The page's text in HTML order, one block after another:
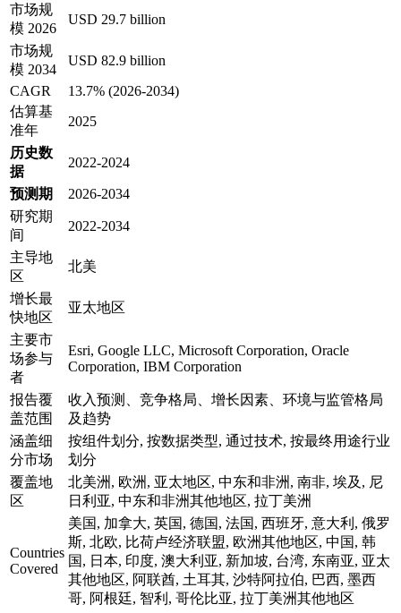
市场规
模 2026
USD 29.7 billion
市场规
模 2034
USD 82.9 billion
CAGR
13.7% (2026-2034)
估算基
准年
2025
历史数
据
2022-2024
预测期
2026-2034
研究期
间
2022-2034
主导地
区
北美
增长最
快地区
亚太地区
主要市
场参与
者
Esri, Google LLC, Microsoft Corporation, Oracle
Corporation, IBM Corporation
报告覆
盖范围
收入预测、竞争格局、增长因素、环境与监管格局
及趋势
涵盖细
分市场
按组件划分, 按数据类型, 通过技术, 按最终用途行业
划分
覆盖地
区
北美洲, 欧洲, 亚太地区, 中东和非洲, 南非, 埃及, 尼
日利亚, 中东和非洲其他地区, 拉丁美洲
Countries
Covered
美国, 加拿大, 英国, 德国, 法国, 西班牙, 意大利, 俄罗
斯, 北欧, 比荷卢经济联盟, 欧洲其他地区, 中国, 韩
国, 日本, 印度, 澳大利亚, 新加坡, 台湾, 东南亚, 亚太
其他地区, 阿联酋, 土耳其, 沙特阿拉伯, 巴西, 墨西
哥, 阿根廷, 智利, 哥伦比亚, 拉丁美洲其他地区